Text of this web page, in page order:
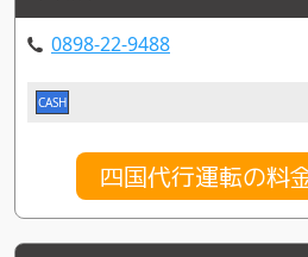
0898-22-9488
CASH
四国代行運転の料